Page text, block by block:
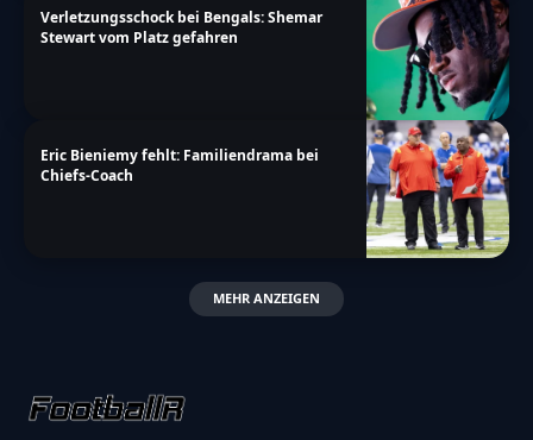
Verletzungsschock bei Bengals: Shemar
Stewart vom Platz gefahren
Eric Bieniemy fehlt: Familiendrama bei
Chiefs-Coach
MEHR ANZEIGEN